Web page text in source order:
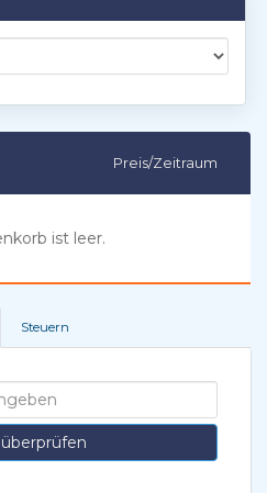
Preis/Zeitraum
ist leer.
Steuern